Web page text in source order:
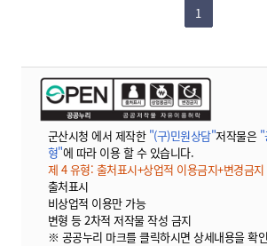
1
군산시청 에서 제작한 "(구)민원상담"저작물은
형"에 따라 이용 할 수 있습니다.
제 4 유형: 출처표시+상업적 이용금지+변경금지
출처표시
비상업적 이용만 가능
변형 등 2차적 저작물 작성 금지
※ 공공누리 마크를 클릭하시면 상세내용을 확